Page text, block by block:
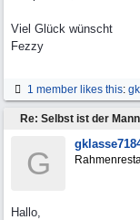
Viel Glück wünscht
Fezzy
1 member likes this:
G
Hallo,